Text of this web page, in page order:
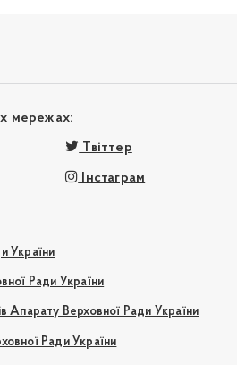
мережах:
Твіттер
Інстаграм
України
Ради України
Апарату Верховної Ради України
Ради України